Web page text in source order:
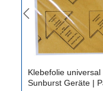
Klebefolie
Sunburst Geräte |